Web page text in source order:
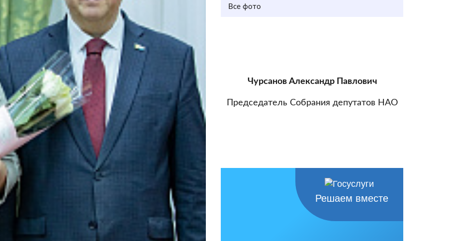
Все фото
Чурсанов Александр Павлович
Председатель Собрания депутатов НАО
Решаем вместе